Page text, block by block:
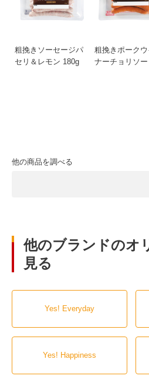
粗挽きソーセージパ
セリ＆レモン 180g
粗挽きポークウ
ナーチョリソ
他の商品を調べる
他のブランドのオ
見る
Yes! Everyday
Yes! Happiness